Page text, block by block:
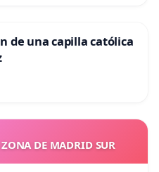
de una capilla católica
DE MADRID SUR